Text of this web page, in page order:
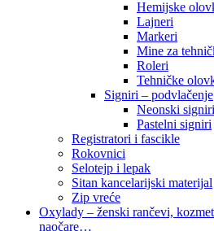
Hemijske
Lajneri
Markeri
Mine za
Roleri
Tehničke
Signiri – podvlačenje
Neonski signiri
Pastelni signiri
Registratori i fascikle
Rokovnici
Selotejp i lepak
Sitan kancelarijski materijal
Zip vreće
Oxylady – ženski rančevi,
naočare…